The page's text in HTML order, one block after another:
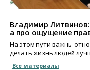
Владимир
а про ощущение
На этом пути важны
делать жизнь людей
Все материалы